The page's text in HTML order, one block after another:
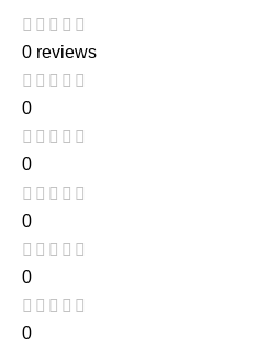
0 reviews
0
0
0
0
0